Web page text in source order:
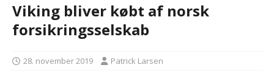
Viking bliver købt af norsk
forsikringsselskab
28. november 2019 Patrick Larsen